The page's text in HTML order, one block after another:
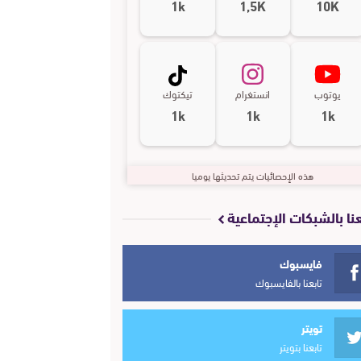
يوتوب
1k
انستغرام
1k
تيكتوك
1k
هذه الإحصائيات يتم تحديثها يوميا
بالشبكات الإجتماعية
فايسبوك
تابعنا بالفايسبوك
تويتر
تابعنا بتويتر